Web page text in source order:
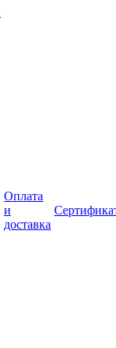
Оплата
и
доставка